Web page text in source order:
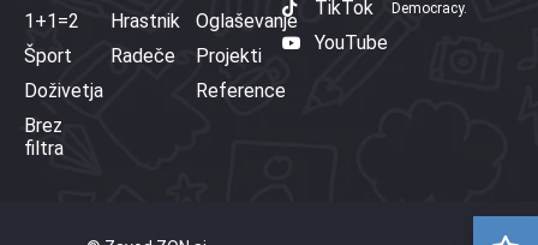
1+1=2
Šport
Doživetja
Brez
filtra
Hrastnik
Radeče
Oglaševanje
Projekti
Reference
TikTok
YouTube
Democracy.